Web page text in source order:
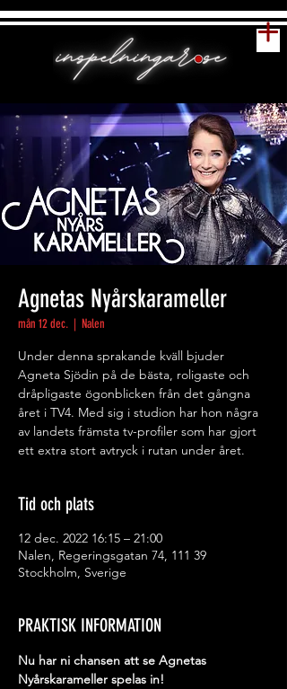
Agnetas Nyårskarameller
mån 12 dec.
  |
Nalen
Under denna sprakande kväll bjuder
Agneta Sjödin på de bästa, roligaste och
dråpligaste ögonblicken från det gångna
året i TV4. Med sig i studion har hon några
av landets främsta tv-profiler som har gjort
ett extra stort avtryck i rutan under året.
Tid och plats
12 dec. 2022 16:15 – 21:00
Nalen, Regeringsgatan 74, 111 39
Stockholm, Sverige
PRAKTISK INFORMATION
Nu har ni chansen att se Agnetas
Nyårskarameller spelas in!